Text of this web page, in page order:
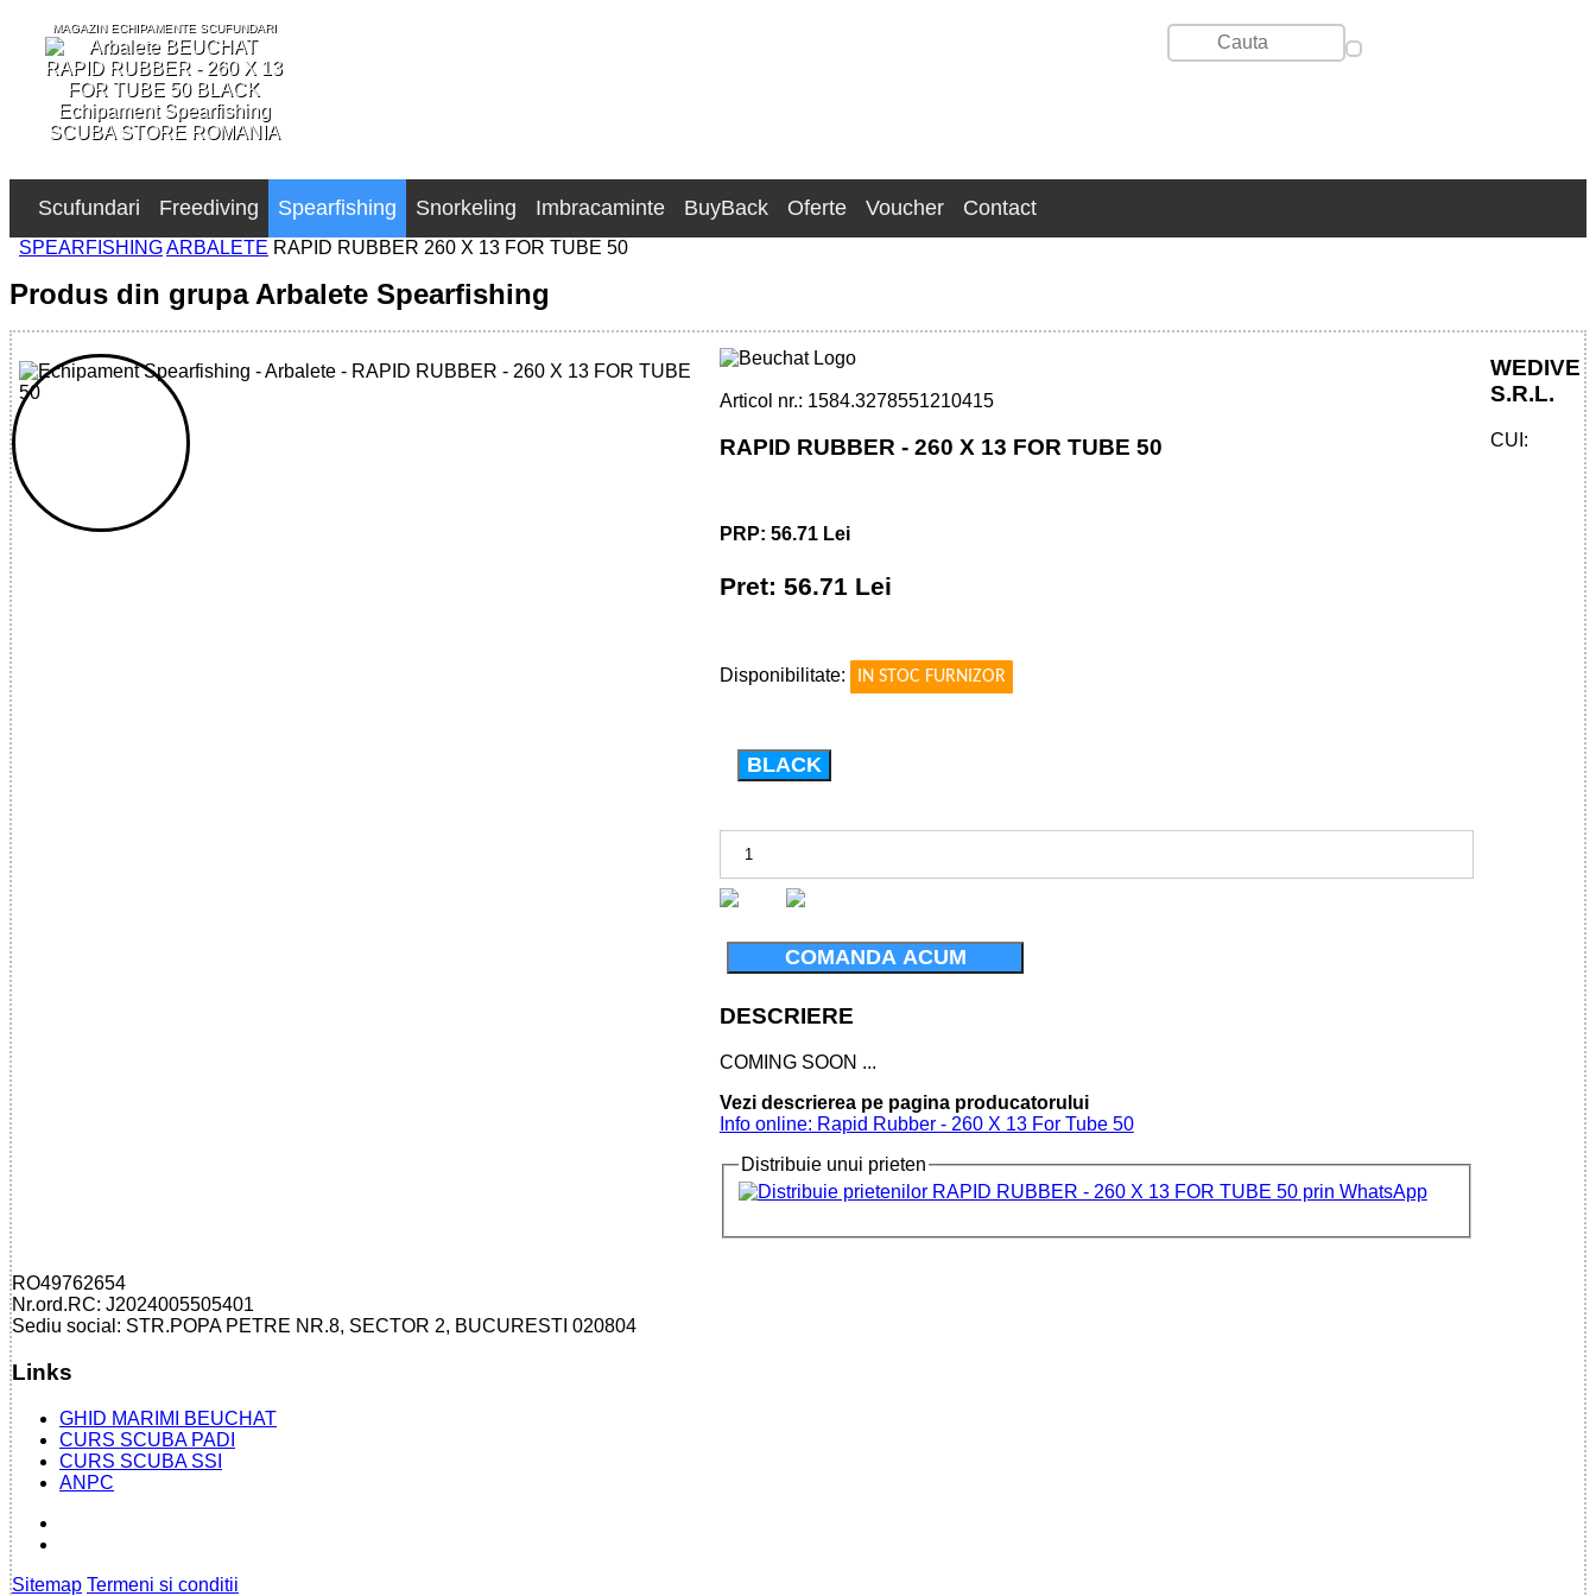
MAGAZIN ECHIPAMENTE SCUFUNDARI
SCUBA STORE ROMANIA
Scufundari Freediving Spearfishing Snorkeling Imbracaminte BuyBack Oferte Voucher Contact
SPEARFISHINGARBALETE RAPID RUBBER 260 X 13 FOR TUBE 50
Produs din grupa Arbalete Spearfishing
32785512104 - RAPID RUBBER - 260 X 13 FOR TUBE 50
Articol nr.: 1584.3278551210415
RAPID RUBBER - 260 X 13 FOR TUBE 50
PRP: 56.71 Lei
Pret: 56.71 Lei
Disponibilitate:
IN STOC FURNIZOR
BLACK
COMANDA ACUM
DESCRIERE
COMING SOON ...
Vezi descrierea pe pagina producatorului
Info online: Rapid Rubber - 260 X 13 For Tube 50
Distribuie unui prieten
WEDIVE
S.R.L.
CUI:
RO49762654
Nr.ord.RC: J2024005505401
Sediu social: STR.POPA PETRE NR.8, SECTOR 2, BUCURESTI 020804
Links
GHID MARIMI BEUCHAT
CURS SCUBA PADI
CURS SCUBA SSI
ANPC
Sitemap Termeni si conditii